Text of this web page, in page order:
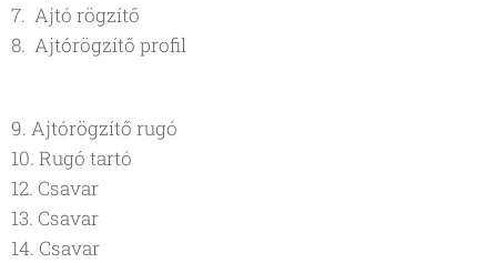
7. Ajtó rögzítő
8. Ajtórögzítő profil
9. Ajtórögzítő rugó
10. Rugó tartó
12. Csavar
13. Csavar
14. Csavar